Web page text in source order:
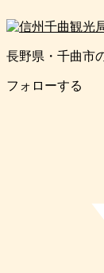
長野県・千曲市
フォローする